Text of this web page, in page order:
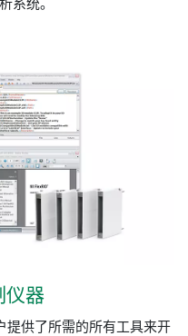
仪器
提供了所需的所有工具来开